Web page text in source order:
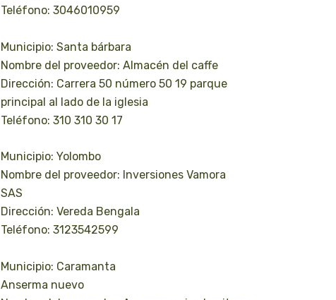
Teléfono: 3046010959
Municipio: Santa bárbara
Nombre del proveedor: Almacén del caffe
Dirección: Carrera 50 número 50 19 parque
principal al lado de la iglesia
Teléfono: 310 310 30 17
Municipio: Yolombo
Nombre del proveedor: Inversiones Vamora
SAS
Dirección: Vereda Bengala
Teléfono: 3123542599
Municipio: Caramanta
Anserma nuevo